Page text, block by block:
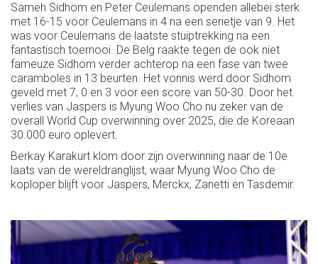
Sameh Sidhom en Peter Ceulemans openden allebei sterk
met 16-15 voor Ceulemans in 4 na een serietje van 9. Het
was voor Ceulemans de laatste stuiptrekking na een
fantastisch toernooi. De Belg raakte tegen de ook niet
fameuze Sidhom verder achterop na een fase van twee
caramboles in 13 beurten. Het vonnis werd door Sidhom
geveld met 7, 0 en 3 voor een score van 50-30. Door het
verlies van Jaspers is Myung Woo Cho nu zeker van de
overall World Cup overwinning over 2025, die de Koreaan
30.000 euro oplevert.
Berkay Karakurt klom door zijn overwinning naar de 10e
laats van de wereldranglijst, waar Myung Woo Cho de
koploper blijft voor Jaspers, Merckx, Zanetti en Tasdemir.